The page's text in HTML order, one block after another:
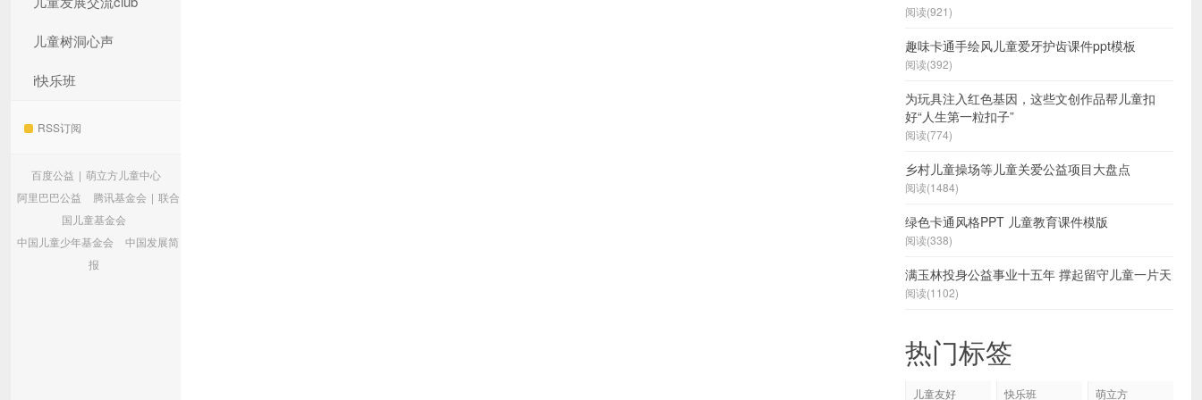
儿童树洞心声
i快乐班
RSS订阅
百度公益 | 萌立方儿童中心
阿里巴巴公益
腾讯基金会 | 联合
国儿童基金会
中国儿童少年基金会
中国发展简
报
阅读(921)
趣味卡通手绘风儿童爱牙护齿课件ppt模板
阅读(392)
为玩具注入红色基因，这些文创作品帮儿童扣
好“人生第一粒扣子”
阅读(774)
乡村儿童操场等儿童关爱公益项目大盘点
阅读(1484)
绿色卡通风格PPT 儿童教育课件模版
阅读(338)
满玉林投身公益事业十五年 撑起留守儿童一片天
阅读(1102)
热门标签
儿童友好 快乐班 萌立方